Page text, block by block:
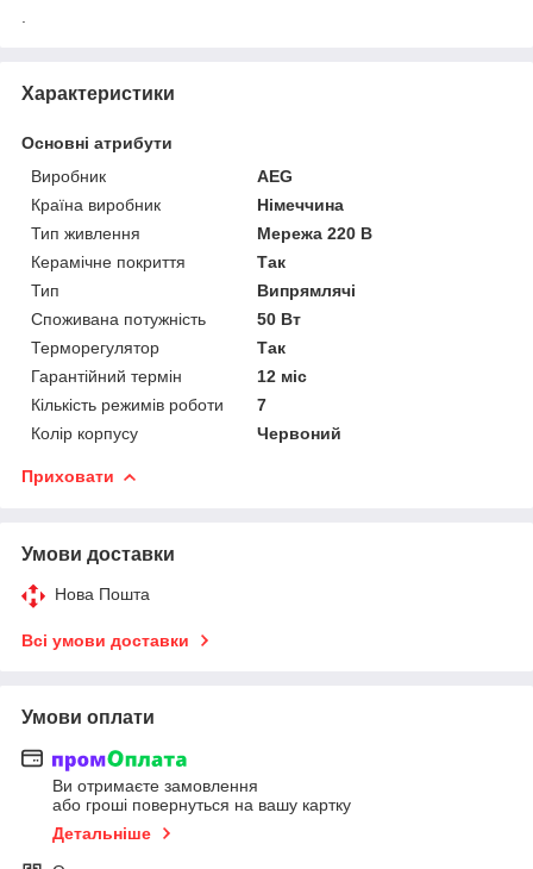
Характеристики
Основні атрибути
Виробник
AEG
Країна виробник
Німеччина
Тип живлення
Мережа 220 В
Керамічне покриття
Так
Тип
Випрямлячі
Споживана потужність
50 Вт
Терморегулятор
Так
Гарантійний термін
12 міс
Кількість режимів роботи
7
Колір корпусу
Червоний
Приховати
Умови доставки
Нова Пошта
Всі умови доставки
Умови оплати
Ви отримаєте замовлення
або гроші повернуться на вашу картку
Детальніше